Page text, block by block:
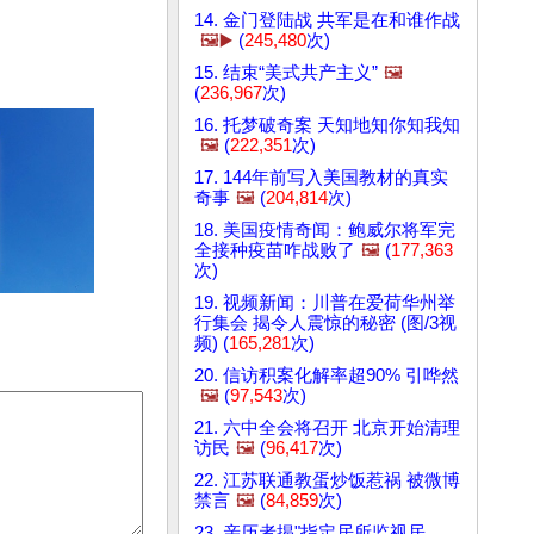
14. 金门登陆战 共军是在和谁作战
🖼️▶️ (245,480次)
15. 结束“美式共产主义” 🖼️
(236,967次)
16. 托梦破奇案 天知地知你知我知
🖼️ (222,351次)
17. 144年前写入美国教材的真实
奇事 🖼️ (204,814次)
18. 美国疫情奇闻：鲍威尔将军完
全接种疫苗咋战败了 🖼️ (177,363
次)
19. 视频新闻：川普在爱荷华州举
行集会 揭令人震惊的秘密 (图/3视
频) (165,281次)
20. 信访积案化解率超90% 引哗然
🖼️ (97,543次)
21. 六中全会将召开 北京开始清理
访民 🖼️ (96,417次)
22. 江苏联通教蛋炒饭惹祸 被微博
禁言 🖼️ (84,859次)